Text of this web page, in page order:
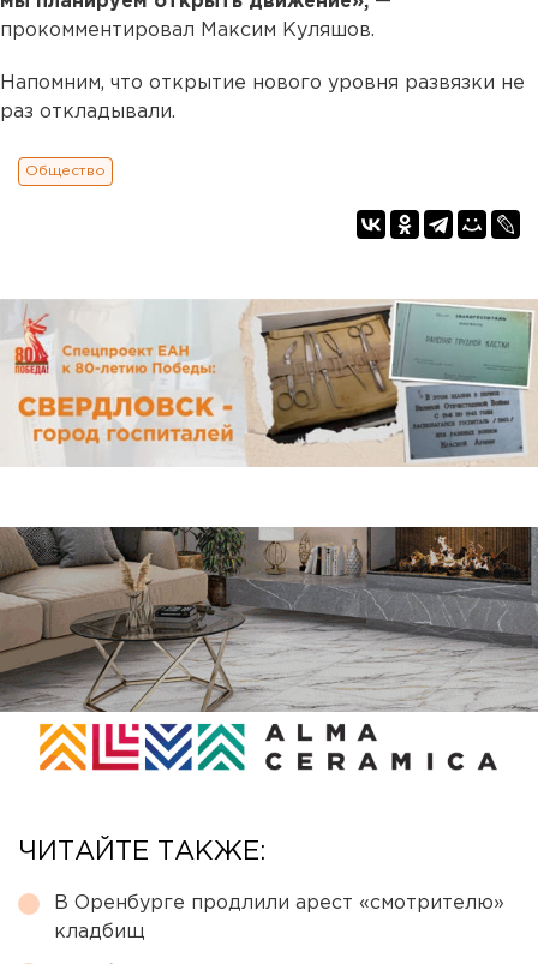
прокомментировал Максим Куляшов.
Напомним, что открытие нового уровня развязки не
раз откладывали.
Общество
ЧИТАЙТЕ ТАКЖЕ:
В Оренбурге продлили арест «смотрителю»
кладбищ